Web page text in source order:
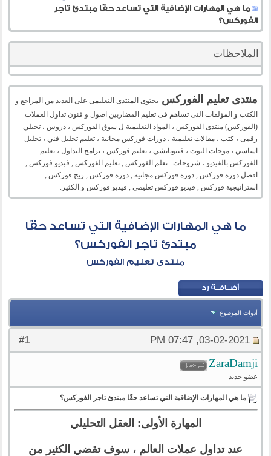
ما هي المهارات الإضافية التي تساعد حقًا مبتدئ تاجر
الفوركس؟
الملاحظات
منتدى تعليم الفوركس يحتوى المنتدى التعليمى على العديد من المراجع و
الكتب و المؤلفات التى تساهم فى تعليم المضاربين اصول و فنون تداول العملات
(الفوركس) منتدى الفوركس ، المواد التعليمية ل سوق الفوركس ، دروس ، تحيلي
رقمى ، كتب ، مقالات تعليمية ، دورات فوركس مجانية ، تعليم تحليل فني ، تحليل
اساسي ، موجات اليوت ، فيبوناتشي ، تعليم فوركس ، برامج التداول ، تعليم
الفوركس بالفيديو ، شروحات . تعلم الفوركس , تعليم الفوركس , فيديو فوركس ,
افضل دورة فوركس , دورة فوركس مجانية , دورة فوركس , ربح فوركس ,
استراتيجية فوركس , فيديو فوركس تعليمى , فيديو فوركس و الكثير.
ما هي المهارات الإضافية التي تساعد حقًا
مبتدئ تاجر الفوركس؟
منتدى تعليم الفوركس
أدوات الموضوع
#
1 03-02-2021, 07:47 PM
ZaraDamji
عضو جديد
ما هي المهارات الإضافية التي تساعد حقًا مبتدئ تاجر الفوركس؟
المهارة الأولى: العقل التحليلي
عند تداول عملات العالم ، سوف تقضي الكثير من